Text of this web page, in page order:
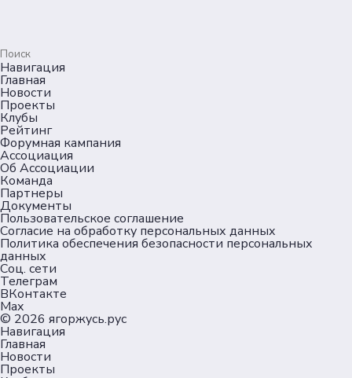
Навигация
Главная
Новости
Проекты
Клубы
Рейтинг
Форумная кампания
Ассоциация
Об Ассоциации
Команда
Партнеры
Документы
Пользовательское соглашение
Согласие на обработку персональных данных
Политика обеспечения безопасности персональных
данных
Соц. сети
Телеграм
ВКонтакте
Max
© 2026 ягоржусь.рус
Навигация
Главная
Новости
Проекты